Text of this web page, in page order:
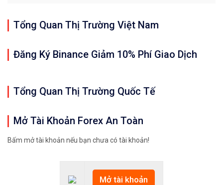
Tổng Quan Thị Trường Việt Nam
Đăng Ký Binance Giảm 10% Phí Giao Dịch
Tổng Quan Thị Trường Quốc Tế
Mở Tài Khoản Forex An Toàn
Bấm mở tài khoản nếu bạn chưa có tài khoản!
Mở tài khoản